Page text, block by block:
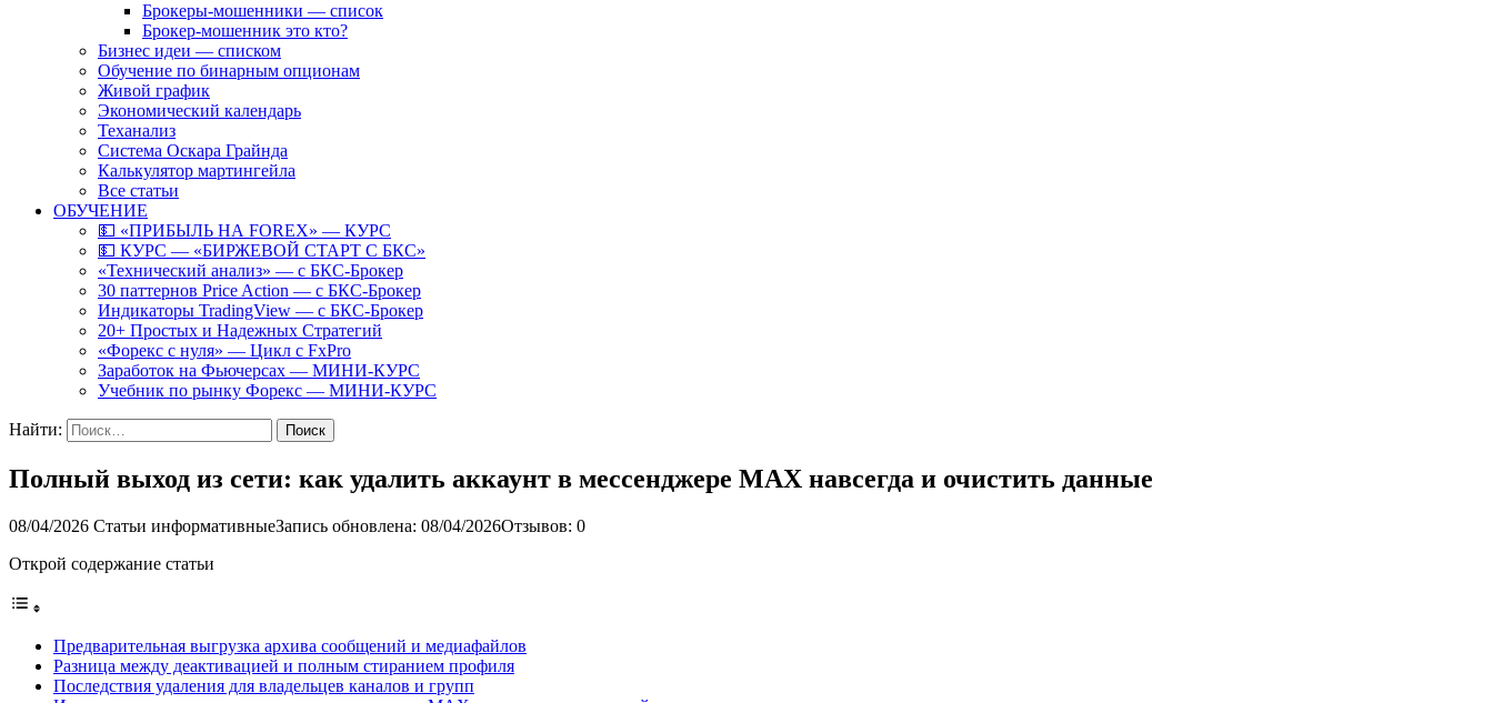
Брокеры-мошенники — список
Брокер-мошенник это кто?
Бизнес идеи — списком
Обучение по бинарным опционам
Живой график
Экономический календарь
Теханализ
Система Оскара Грайнда
Калькулятор мартингейла
Все статьи
ОБУЧЕНИЕ
💵 «ПРИБЫЛЬ НА FOREX» — КУРС
💵 КУРС — «БИРЖЕВОЙ СТАРТ С БКС»
«Технический анализ» — с БКС-Брокер
30 паттернов Price Action — с БКС-Брокер
Индикаторы TradingView — с БКС-Брокер
20+ Простых и Надежных Стратегий
«Форекс с нуля» — Цикл с FxPro
Заработок на Фьючерсах — МИНИ-КУРС
Учебник по рынку Форекс — МИНИ-КУРС
Найти:
Полный выход из сети: как удалить аккаунт в мессенджере MAX навсегда и очистить данные
08/04/2026 Статьи информативныеЗапись обновлена: 08/04/2026Отзывов: 0
Открой содержание статьи
Предварительная выгрузка архива сообщений и медиафайлов
Разница между деактивацией и полным стиранием профиля
Последствия удаления для владельцев каналов и групп